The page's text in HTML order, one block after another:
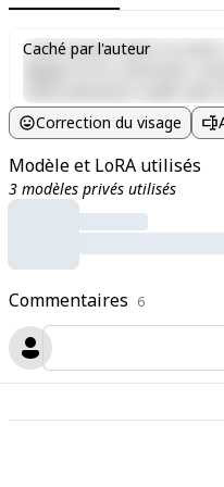
Commentaires 6
Lorem ipsum dolor sit
Caché par l'auteur
Correction du visage
Modèle et LoRA utilisés
3 modèles privés utilisés